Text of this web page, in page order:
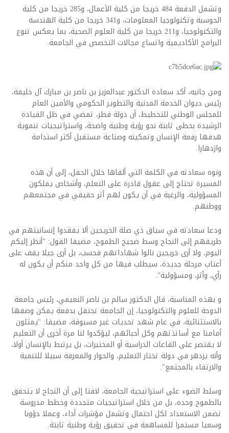
وتشمل الدفعة 484 خريجا من كلية الأعمال، و285 خريجا من كلية
الحوسبة وتكنولوجيا المعلومات، و341 خريجا من كلية الهندسة
والتكنولوجيا، و211 خريجا من كلية العلوم الصحية، بما يعكس تنوع
البرامج الأكاديمية واتساع مجالات التخصص في الجامعة.
ومن جانبه، أكد سعادة الدكتور عبدالعزيز بن ناصر بن مبارك آل خليفة،
رئيس ديوان الخدمة المدنية والتطوير الحكومي والأمين العام
للمجلس الوطني للتخطيط، أن دولة قطر، تمضي في ظل القيادة
الرشيدة بخطى ثابتة نحو رؤية وطنية واضحة، واستراتيجيات تنموية
هدفها رفعة الإنسان وتمكينه وصناعة مستقبل أكثر استدامة
وازدهارا.
ونوه سعادته في الكلمة التي ألقاها خلال الحفل، إلى أن هذه
المسيرة تحتاج إلى عقول قادرة على التعلم، وأشخاص يملكون
المسؤولية، والرغبة في أن يكون لهم أثر حقيقي في مجتمعهم
ووطنهم.
ودعا سعادته في سياق ذي صلة الخريجين ألا يفقدوا إنسانيتهم في
طريقهم إلى النجاح وسط ضجيج الطموح، مضيفا القول: "أنظر إليكم
اليوم، ولا أرى خريجين نالوا شهاداتهم فحسب، بل أرى جيلا يقف على
أعتاب مرحلة جديدة، سيطلب فيها من كل واحد منكم أن يكون له
رأي، وأثر، ومسؤولية".
و بهذه المناسبة، قال الدكتور سالم بن ناصر النعيمي، رئيس جامعة
الدوحة للعلوم والتكنولوجيا، إن الجامعة تحتفل بدفعة يمكن وصفها
بالاستثنائية، في عام شهد تحديات غير مسبوقة، مضيفا: "يمثلون
أمامنا مع أساتذتهم وكل أحبائهم، ليؤكدوا لنا مرة أخرى أن التعليم
لا يقتصر على القاعات الدراسية أو المختبرات، بل يرتبط بالإنسان أولا،
وأنه يزدهر في دولة تختار التعليم، والحوار والمعرفة سبيلا للتنمية
والارتقاء بالمجتمع".
وسلط الضوء على استراتيجية الجامعة، لافتا إلى أن النجاح لا يتحقق
بالطموح وحده، بل من خلال استراتيجيات متجددة وخطط مدروسة
تضمن الاستعداد لكل احتمال وتشمل مؤشرات أداء، وعملا دؤوبا
وسعيا مستمرا للمساهمة في تحقيق رؤية وطنية ثابتة.